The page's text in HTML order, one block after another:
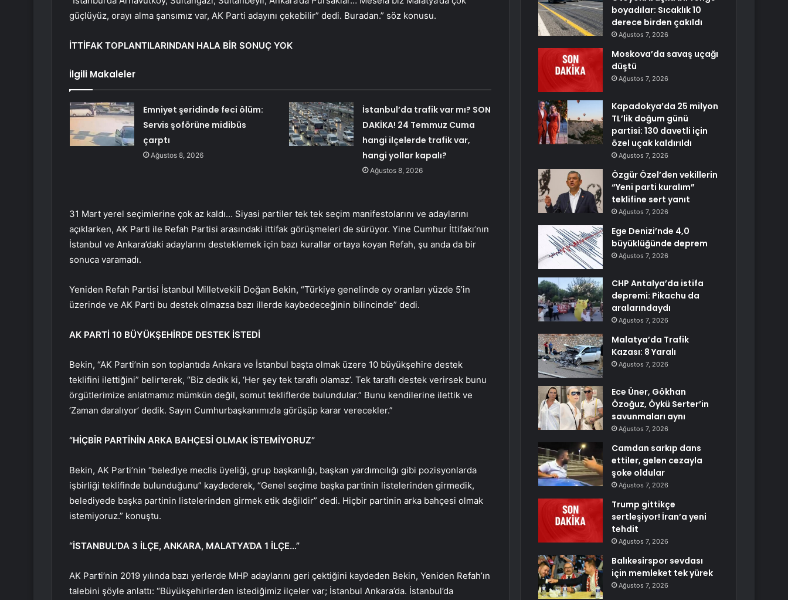
güçlüyüz, orayı alma şansımız var, AK Parti adayını çekebilir” dedi. Buradan.” söz konusu.
İTTİFAK TOPLANTILARINDAN HALA BİR SONUÇ YOK
İlgili Makaleler
Emniyet şeridinde feci ölüm:
Servis şoförüne midibüs
çarptı
Ağustos 8, 2026
İstanbul’da trafik var mı? SON
DAKİKA! 24 Temmuz Cuma
hangi ilçelerde trafik var,
hangi yollar kapalı?
Ağustos 8, 2026
31 Mart yerel seçimlerine çok az kaldı… Siyasi partiler tek tek seçim manifestolarını ve adaylarını
açıklarken, AK Parti ile Refah Partisi arasındaki ittifak görüşmeleri de sürüyor. Yine Cumhur İttifakı’nın
İstanbul ve Ankara’daki adaylarını desteklemek için bazı kurallar ortaya koyan Refah, şu anda da bir
sonuca varamadı.
Yeniden Refah Partisi İstanbul Milletvekili Doğan Bekin, “Türkiye genelinde oy oranları yüzde 5’in
üzerinde ve AK Parti bu destek olmazsa bazı illerde kaybedeceğinin bilincinde” dedi.
AK PARTİ 10 BÜYÜKŞEHİRDE DESTEK İSTEDİ
Bekin, “AK Parti’nin son toplantıda Ankara ve İstanbul başta olmak üzere 10 büyükşehire destek
teklifini ilettiğini” belirterek, “Biz dedik ki, ‘Her şey tek taraflı olamaz’. Tek taraflı destek verirsek bunu
örgütlerimize anlatmamız mümkün değil, somut tekliflerde bulundular.” Bunu kendilerine ilettik ve
‘Zaman daralıyor’ dedik. Sayın Cumhurbaşkanımızla görüşüp karar verecekler.”
“HİÇBİR PARTİNİN ARKA BAHÇESİ OLMAK İSTEMİYORUZ”
Bekin, AK Parti’nin “belediye meclis üyeliği, grup başkanlığı, başkan yardımcılığı gibi pozisyonlarda
işbirliği teklifinde bulunduğunu” kaydederek, “Genel seçime başka partinin listelerinden girmedik,
belediyede başka partinin listelerinden girmek etik değildir” dedi. Hiçbir partinin arka bahçesi olmak
istemiyoruz.” konuştu.
“İSTANBUL’DA 3 İLÇE, ANKARA, MALATYA’DA 1 İLÇE…”
AK Parti’nin 2019 yılında bazı yerlerde MHP adaylarını geri çektiğini kaydeden Bekin, Yeniden Refah’ın
talebini şöyle anlattı: “Büyükşehirlerden istediğimiz ilçeler var; İstanbul Ankara’da. İstanbul’da
boyadılar: Sıcaklık 10
derece birden çakıldı
Ağustos 7, 2026
Moskova’da savaş uçağı
düştü
Ağustos 7, 2026
Kapadokya’da 25 milyon
TL’lik doğum günü
partisi: 130 davetli için
özel uçak kaldırıldı
Ağustos 7, 2026
Özgür Özel’den vekillerin
“Yeni parti kuralım”
teklifine sert yanıt
Ağustos 7, 2026
Ege Denizi’nde 4,0
büyüklüğünde deprem
Ağustos 7, 2026
CHP Antalya’da istifa
depremi: Pikachu da
aralarındaydı
Ağustos 7, 2026
Malatya’da Trafik
Kazası: 8 Yaralı
Ağustos 7, 2026
Ece Üner, Gökhan
Özoğuz, Öykü Serter’in
savunmaları aynı
Ağustos 7, 2026
Camdan sarkıp dans
ettiler, gelen cezayla
şoke oldular
Ağustos 7, 2026
Trump gittikçe
sertleşiyor! İran’a yeni
tehdit
Ağustos 7, 2026
Balıkesirspor sevdası
için memleket tek yürek
Ağustos 7, 2026